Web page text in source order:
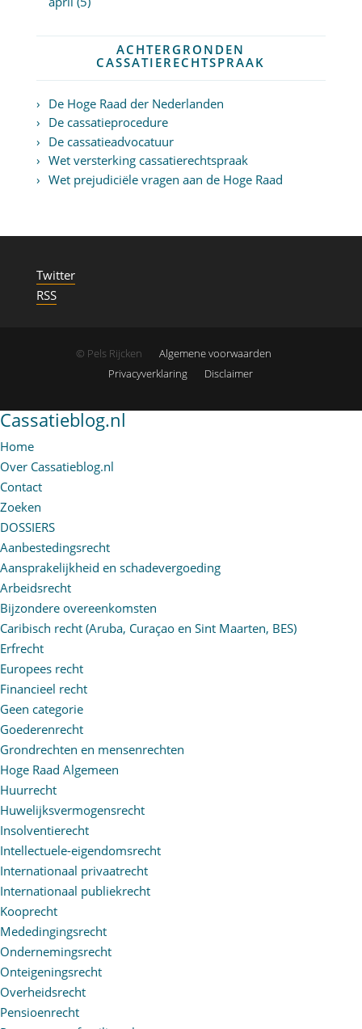
ACHTERGRONDEN
CASSATIERECHTSPRAAK
De Hoge Raad der Nederlanden
De cassatieprocedure
De cassatieadvocatuur
Wet versterking cassatierechtspraak
Wet prejudiciële vragen aan de Hoge Raad
Twitter
RSS
© Pels Rijcken
Algemene voorwaarden
Privacyverklaring
Disclaimer
Cassatieblog.nl
Home
Over Cassatieblog.nl
Contact
Zoeken
DOSSIERS
Aanbestedingsrecht
Aansprakelijkheid en schadevergoeding
Arbeidsrecht
Bijzondere overeenkomsten
Caribisch recht (Aruba, Curaçao en Sint Maarten, BES)
Erfrecht
Europees recht
Financieel recht
Geen categorie
Goederenrecht
Grondrechten en mensenrechten
Hoge Raad Algemeen
Huurrecht
Huwelijksvermogensrecht
Insolventierecht
Intellectuele-eigendomsrecht
Internationaal privaatrecht
Internationaal publiekrecht
Kooprecht
Mededingingsrecht
Ondernemingsrecht
Onteigeningsrecht
Overheidsrecht
Pensioenrecht